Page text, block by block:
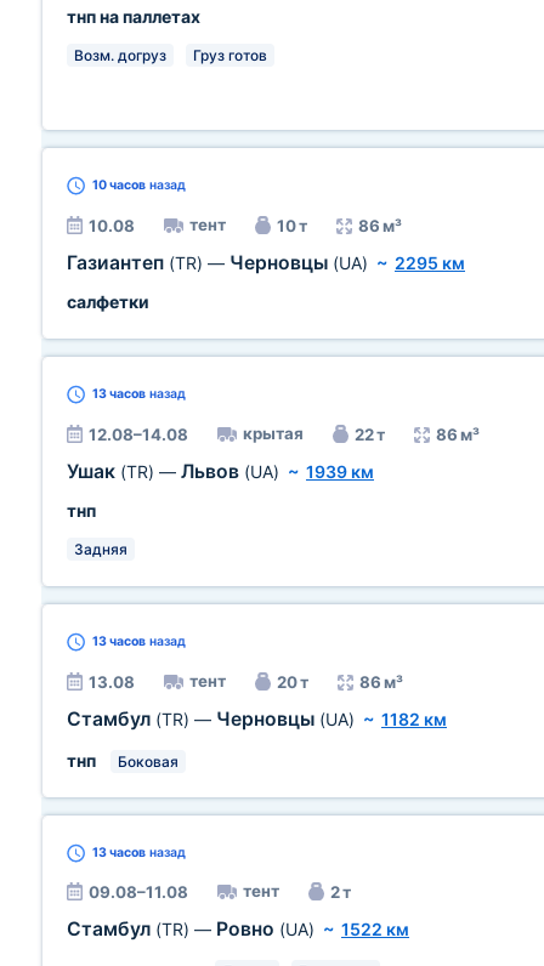
тнп на паллетах
Возм. догруз Груз готов
10 часов назад
10.08 тент 10 т 86 м³
Газиантеп (TR) — Черновцы (UA) ~ 2295 км
салфетки
13 часов назад
12.08–14.08 крытая 22 т 86 м³
Ушак (TR) — Львов (UA) ~ 1939 км
тнп
Задняя
13 часов назад
13.08 тент 20 т 86 м³
Стамбул (TR) — Черновцы (UA) ~ 1182 км
тнп
Боковая
13 часов назад
09.08–11.08 тент 2 т
Стамбул (TR) — Ровно (UA) ~ 1522 км